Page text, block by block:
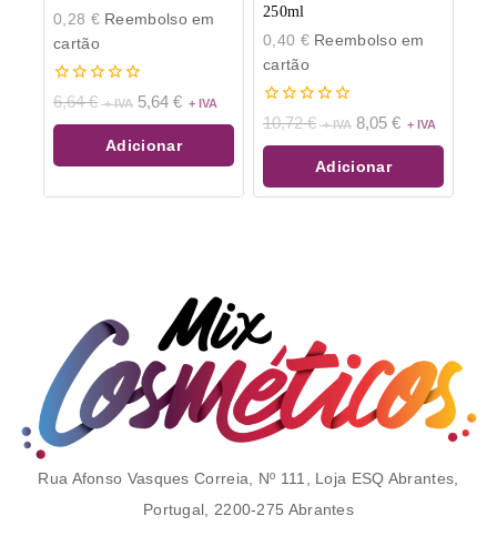
0,28 €Reembolso em
cartão
0
de
5
6,64€ 5,64 €
Adicionar
250ml
0,40 €Reembolso em
cartão
0
de
5
10,72€ 8,05 €
Adicionar
Rua Afonso Vasques Correia, Nº 111, Loja ESQ Abrantes,
Portugal, 2200-275 Abrantes